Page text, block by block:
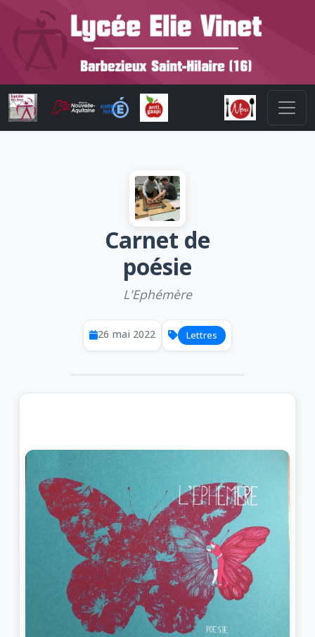
Carnet de
poésie
L'Ephémère
26 mai 2022 Lettres